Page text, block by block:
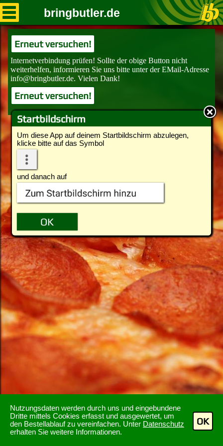
Nutzungsdaten werden durch uns und eingebundene
Dritte mittels Cookies erfasst und ausgewertet, um
den Bestellablauf zu vereinfachen. Unter Datenschutz
erhalten Sie weitere Informationen.
OK
Startbildschirm
Um diese App auf deinem Startbildschirm abzulegen,
klicke bitte auf das Symbol
und danach auf
bringbutler.de
Erneut versuchen!
Erneut versuchen!